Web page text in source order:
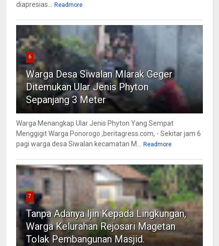
diapresias... Readmore
6
Warga Desa Siwalan Mlarak Geger
Ditemukan Ular Jenis Phyton
Sepanjang 3 Meter
Warga Menangkap Ular Jenis Phyton Yang Sempat
Menggigit Warga Ponorogo ,beritagress.com, - Sekitar jam 6
pagi warga desa Siwalan kecamatan M... Readmore
7
Tanpa Adanya Ijin Kepada Lingkungan,
Warga Kelurahan Rejosari Magetan
Tolak Pembangunan Masjid.